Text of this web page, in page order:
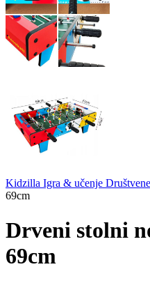
Kidzilla Igra & učenje
69cm
Drveni stolni
69cm